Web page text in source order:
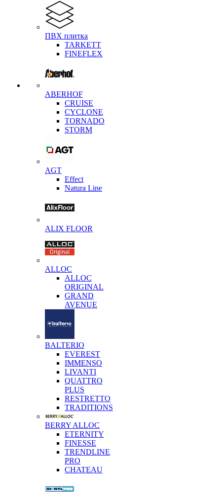
ПВХ плитка
TARKETT
FINEFLEX
ABERHOF
CRUISE
CYCLONE
TORNADO
STORM
AGT
Effect
Natura Line
ALIX FLOOR
ALLOC
ALLOC
ORIGINAL
GRAND
AVENUE
BALTERIO
EVEREST
IMMENSO
LIVANTI
QUATTRO
PLUS
RESTRETTO
TRADITIONS
BERRY ALLOC
ETERNITY
FINESSE
TRENDLINE
PRO
CHATEAU